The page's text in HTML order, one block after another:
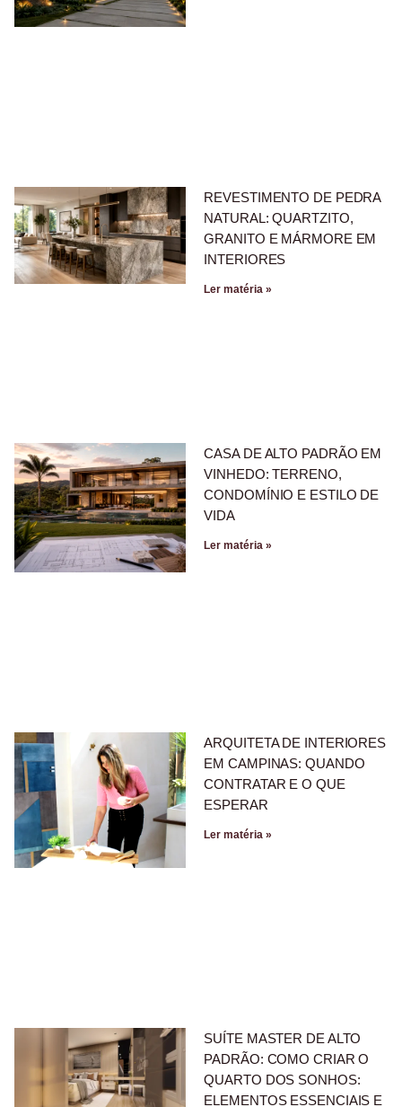
REVESTIMENTO DE PEDRA
NATURAL: QUARTZITO,
GRANITO E MÁRMORE EM
INTERIORES
Ler matéria »
CASA DE ALTO PADRÃO EM
VINHEDO: TERRENO,
CONDOMÍNIO E ESTILO DE
VIDA
Ler matéria »
ARQUITETA DE INTERIORES
EM CAMPINAS: QUANDO
CONTRATAR E O QUE
ESPERAR
Ler matéria »
SUÍTE MASTER DE ALTO
PADRÃO: COMO CRIAR O
QUARTO DOS SONHOS:
ELEMENTOS ESSENCIAIS E